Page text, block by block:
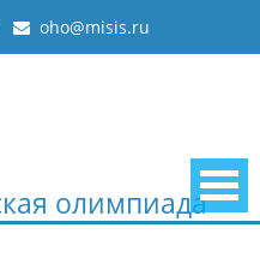
oho@misis.ru
олимпиада